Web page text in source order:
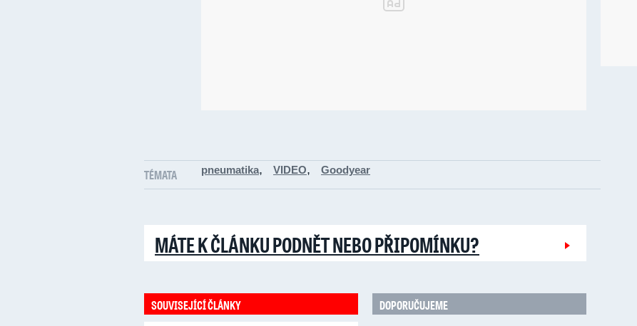
TÉMATA pneumatika, VIDEO, Goodyear
MÁTE K ČLÁNKU PODNĚT NEBO PŘIPOMÍNKU?
SOUVISEJÍCÍ ČLÁNKY DOPORUČUJEME